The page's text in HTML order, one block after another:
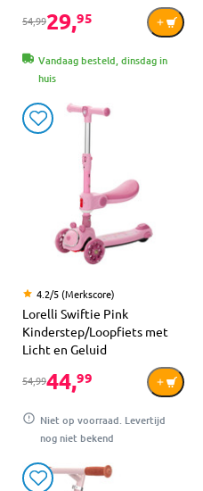
54,9929,95
Vandaag besteld, dinsdag in
huis
4.2/5 (Merkscore)
Lorelli Swiftie Pink
Kinderstep/Loopfiets met
Licht en Geluid
54,9944,99
Niet op voorraad. Levertijd
nog niet bekend